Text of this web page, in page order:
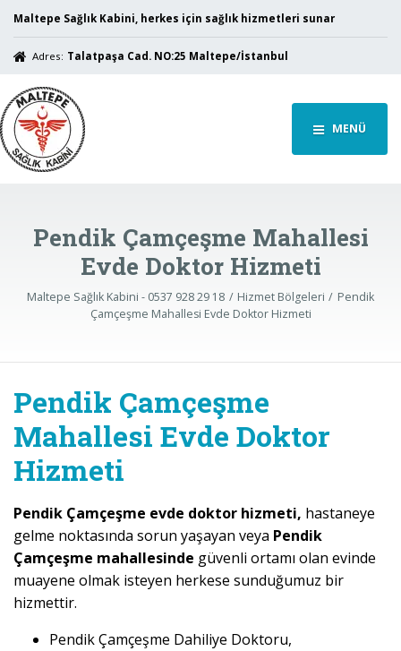
Maltepe Sağlık Kabini, herkes için sağlık hizmetleri sunar
Adres: Talatpaşa Cad. NO:25 Maltepe/İstanbul
MENÜ
Pendik Çamçeşme Mahallesi
Evde Doktor Hizmeti
Maltepe Sağlık Kabini - 0537 928 29 18 Hizmet Bölgeleri
Pendik
Çamçeşme Mahallesi Evde Doktor Hizmeti
Pendik Çamçeşme
Mahallesi Evde Doktor
Hizmeti
Pendik Çamçeşme evde doktor hizmeti, hastaneye
gelme noktasında sorun yaşayan veya Pendik
Çamçeşme mahallesinde güvenli ortamı olan evinde
muayene olmak isteyen herkese sunduğumuz bir
hizmettir.
Pendik Çamçeşme Dahiliye Doktoru,